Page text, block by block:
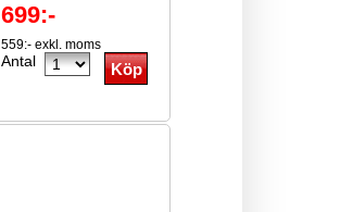
699:-
559:- exkl. moms
Antal